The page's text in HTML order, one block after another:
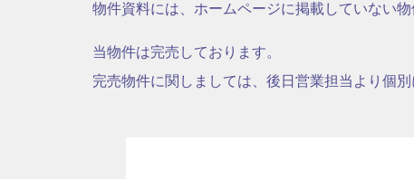
物件資料には、ホームページに掲載していない
当物件は完売しております。
完売物件に関しましては、後日営業担当より個